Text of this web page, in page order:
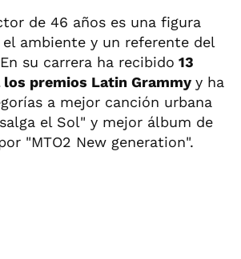
de 46 años es una figura
ambiente y un referente del
su carrera ha recibido 13
los premios Latin Grammy y ha
a mejor canción urbana
el Sol" y mejor álbum de
"MTO2 New generation".